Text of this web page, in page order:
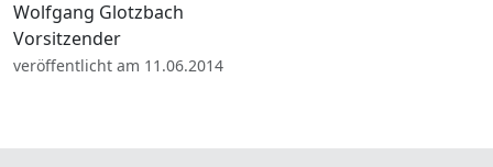
Wolfgang Glotzbach
Vorsitzender
veröffentlicht am 11.06.2014